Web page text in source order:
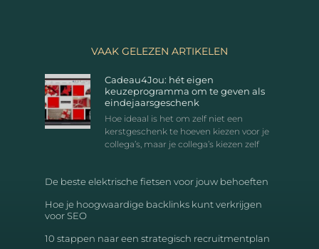
VAAK GELEZEN ARTIKELEN
Cadeau4Jou: hét eigen
keuzeprogramma om te geven als
eindejaarsgeschenk
Hoe ideaal is het om zelf niet een
kerstgeschenk te hoeven kiezen voor je
collega’s, maar je collega’s kiezen zelf
De beste elektrische fietsen voor jouw behoeften
Hoe je hoogwaardige backlinks kunt verkrijgen
voor SEO
10 stappen naar een strategisch recruitmentplan